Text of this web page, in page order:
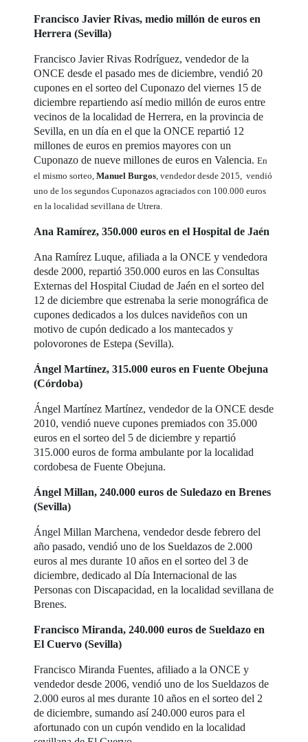
Francisco Javier Rivas, medio millón de euros en
Herrera (Sevilla)
Francisco Javier Rivas Rodríguez, vendedor de la
ONCE desde el pasado mes de diciembre, vendió 20
cupones en el sorteo del Cuponazo del viernes 15 de
diciembre repartiendo así medio millón de euros entre
vecinos de la localidad de Herrera, en la provincia de
Sevilla, en un día en el que la ONCE repartió 12
millones de euros en premios mayores con un
Cuponazo de nueve millones de euros en Valencia.En
el mismo sorteo,Manuel Burgos , vendedor desde 2015, vendió
uno de los segundos Cuponazos agraciados con 100.000 euros
en la localidad sevillana de Utrera.
Ana Ramírez, 350.000 euros en el Hospital de Jaén
Ana Ramírez Luque, afiliada a la ONCE y vendedora
desde 2000, repartió 350.000 euros en las Consultas
Externas del Hospital Ciudad de Jaén en el sorteo del
12 de diciembre que estrenaba la serie monográfica de
cupones dedicados a los dulces navideños con un
motivo de cupón dedicado a los mantecados y
polovorones de Estepa (Sevilla).
Ángel Martínez, 315.000 euros en Fuente Obejuna
(Córdoba)
Ángel Martínez Martínez, vendedor de la ONCE desde
2010, vendió nueve cupones premiados con 35.000
euros en el sorteo del 5 de diciembre y repartió
315.000 euros de forma ambulante por la localidad
cordobesa de Fuente Obejuna.
Ángel Millan, 240.000 euros de Suledazo en Brenes
(Sevilla)
Ángel Millan Marchena, vendedor desde febrero del
año pasado, vendió uno de los Sueldazos de 2.000
euros al mes durante 10 años en el sorteo del 3 de
diciembre, dedicado al Día Internacional de las
Personas con Discapacidad, en la localidad sevillana de
Brenes.
Francisco Miranda, 240.000 euros de Sueldazo en
El Cuervo (Sevilla)
Francisco Miranda Fuentes, afiliado a la ONCE y
vendedor desde 2006, vendió uno de los Sueldazos de
2.000 euros al mes durante 10 años en el sorteo del 2
de diciembre, sumando así 240.000 euros para el
afortunado con un cupón vendido en la localidad